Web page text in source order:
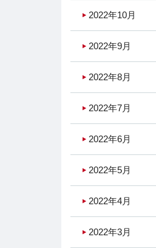
2022年10月
2022年9月
2022年8月
2022年7月
2022年6月
2022年5月
2022年4月
2022年3月